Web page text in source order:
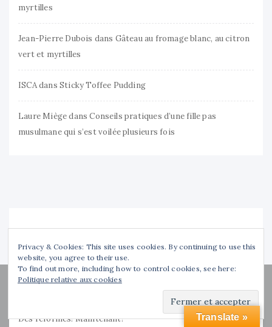
myrtilles
Jean-Pierre Dubois dans Gâteau au fromage blanc, au citron
vert et myrtilles
ISCAdans Sticky Toffee Pudding
Laure MiègedansConseils pratiques d’une fille pas
musulmane qui s’est voilée plusieurs fois
ARTICLES RÉCENTS
Rapport de la Ciase : culpabilité et responsabilité.
Des réformes! Maintenant! Translate »
Privacy & Cookies: This site uses cookies. By continuing to use this
website, you agree to their use.
To find out more, including how to control cookies, see here:
Politique relative aux cookies